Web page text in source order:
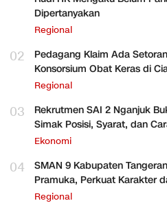
Dipertanyakan
Regional
02
Pedagang Klaim Ada
Konsorsium Obat Keras di
Regional
03
Rekrutmen SAI 2 Nganjuk
Simak Posisi, Syarat, dan
Ekonomi
04
SMAN 9 Kabupaten
Pramuka, Perkuat Karakter
Regional